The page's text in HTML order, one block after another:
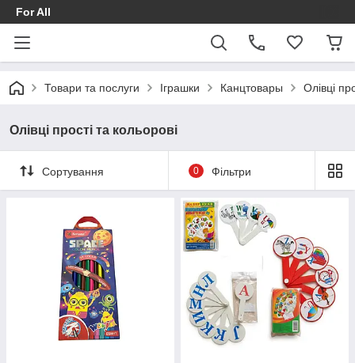
For All
Товари та послуги Іграшки Канцтовары Олівці
Олівці прості та кольорові
Сортування 0 Фільтри